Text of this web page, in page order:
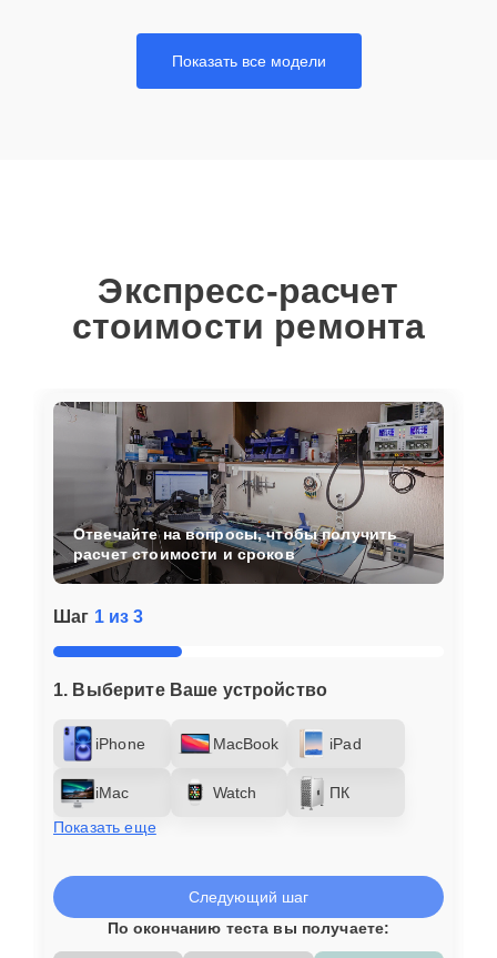
Показать все модели
Экспресс-расчет
стоимости ремонта
Шаг 1 из 3
1. Выберите Ваше устройство
iPhone MacBook iPad
iMac Watch
ПК
Показать еще
Отвечайте на вопросы, чтобы получить
расчет стоимости и сроков
Следующий шаг
По окончанию теста вы получаете: